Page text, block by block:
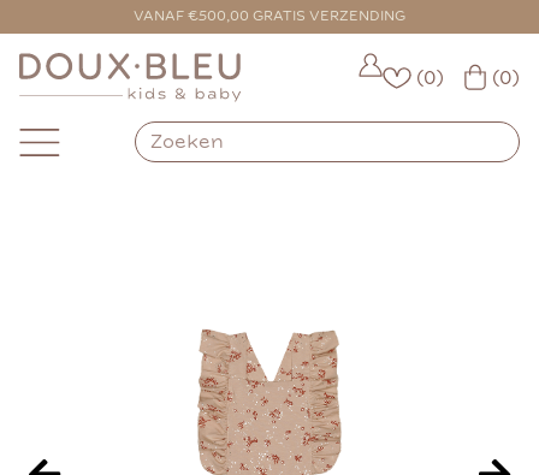
VANAF €500,00 GRATIS VERZENDING
VOOR 16:00 BESTELD = VANDAAG VERZONDEN
(0) (0)